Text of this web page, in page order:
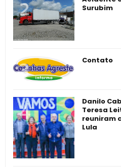
Surubim
Contato
Danilo
Teresa
reuniram
Lula